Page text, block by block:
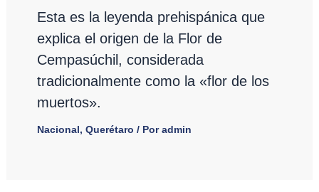
Esta es la leyenda prehispánica que
explica el origen de la Flor de
Cempasúchil, considerada
tradicionalmente como la «flor de los
muertos».
Nacional, Querétaro / Poradmin